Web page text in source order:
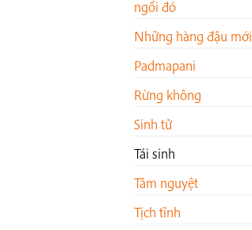
ngồi đó
Những hàng đậu mới
Padmapani
Rừng không
Sinh tử
Tái sinh
Tâm nguyệt
Tịch tĩnh